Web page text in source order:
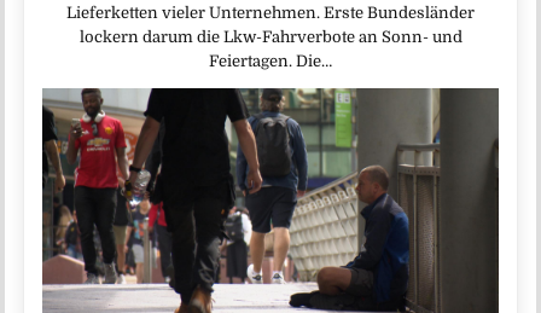
Lieferketten vieler Unternehmen. Erste Bundesländer
lockern darum die Lkw-Fahrverbote an Sonn- und
Feiertagen. Die…